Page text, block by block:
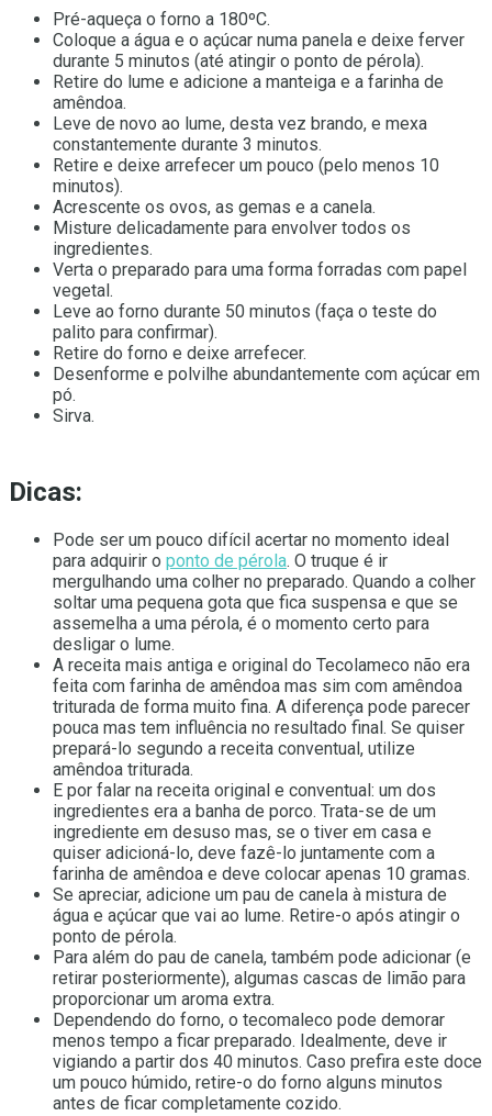
Pré-aqueça o forno a 180ºC.
Coloque a água e o açúcar numa panela e deixe ferver
durante 5 minutos (até atingir o ponto de pérola).
Retire do lume e adicione a manteiga e a farinha de
amêndoa.
Leve de novo ao lume, desta vez brando, e mexa
constantemente durante 3 minutos.
Retire e deixe arrefecer um pouco (pelo menos 10
minutos).
Acrescente os ovos, as gemas e a canela.
Misture delicadamente para envolver todos os
ingredientes.
Verta o preparado para uma forma forradas com papel
vegetal.
Leve ao forno durante 50 minutos (faça o teste do
palito para confirmar).
Retire do forno e deixe arrefecer.
Desenforme e polvilhe abundantemente com açúcar em
pó.
Sirva.
Dicas:
Pode ser um pouco difícil acertar no momento ideal
para adquirir o ponto de pérola. O truque é ir
mergulhando uma colher no preparado. Quando a colher
soltar uma pequena gota que fica suspensa e que se
assemelha a uma pérola, é o momento certo para
desligar o lume.
A receita mais antiga e original do Tecolameco não era
feita com farinha de amêndoa mas sim com amêndoa
triturada de forma muito fina. A diferença pode parecer
pouca mas tem influência no resultado final. Se quiser
prepará-lo segundo a receita conventual, utilize
amêndoa triturada.
E por falar na receita original e conventual: um dos
ingredientes era a banha de porco. Trata-se de um
ingrediente em desuso mas, se o tiver em casa e
quiser adicioná-lo, deve fazê-lo juntamente com a
farinha de amêndoa e deve colocar apenas 10 gramas.
Se apreciar, adicione um pau de canela à mistura de
água e açúcar que vai ao lume. Retire-o após atingir o
ponto de pérola.
Para além do pau de canela, também pode adicionar (e
retirar posteriormente), algumas cascas de limão para
proporcionar um aroma extra.
Dependendo do forno, o tecomaleco pode demorar
menos tempo a ficar preparado. Idealmente, deve ir
vigiando a partir dos 40 minutos. Caso prefira este doce
um pouco húmido, retire-o do forno alguns minutos
antes de ficar completamente cozido.